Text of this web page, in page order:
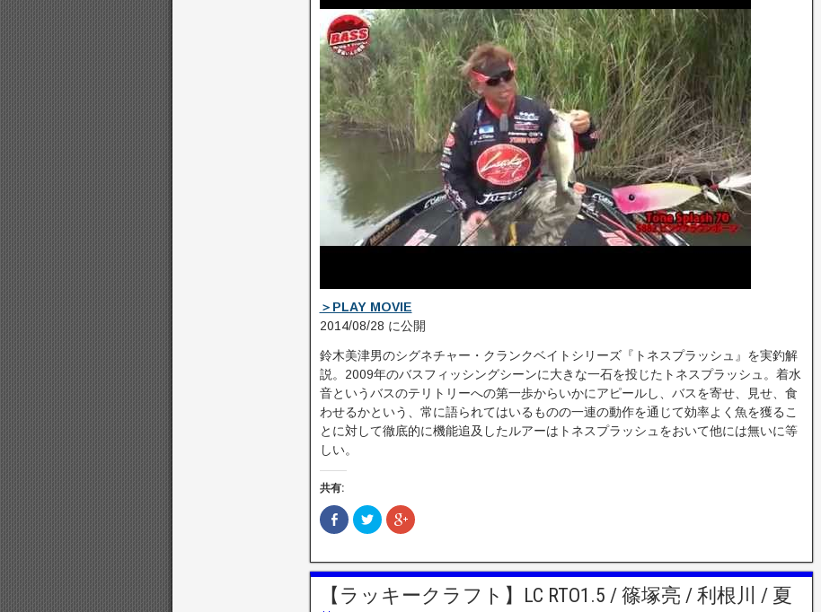
ン
ド
ウ
で
開
き
ま
す
新
し
い
ウ
ィ
ン
ド
ウ
で
開
き
ま
す
新
し
い
ウ
ィ
ン
ド
ウ
で
開
き
ま
す
)
＞PLAY MOVIE
2014/08/28 に公開
鈴木美津男のシグネチャー・クランクベイトシリーズ『トネスプラッシュ』を実釣解
説。­2009年のバスフィッシングシーンに大きな一石を投じたトネスプラッシュ。着水
音と­いうバスのテリトリーへの第一歩からいかにアピールし、バスを寄せ、見せ、食
わせるか­という、常に語られてはいるものの一連の動作を通じて効率よく魚を獲るこ
とに対して徹­底的に機能追及したルアーはトネスプラッシュをおいて他には無いに等
しい。
共有:
F
a
b
o
o
k
で
ク
リ
し
て
T
w
i
ク
リ
し
て
G
o
【ラッキークラフト】LC RTO1.5 / 篠塚亮 / 利根川 / 夏